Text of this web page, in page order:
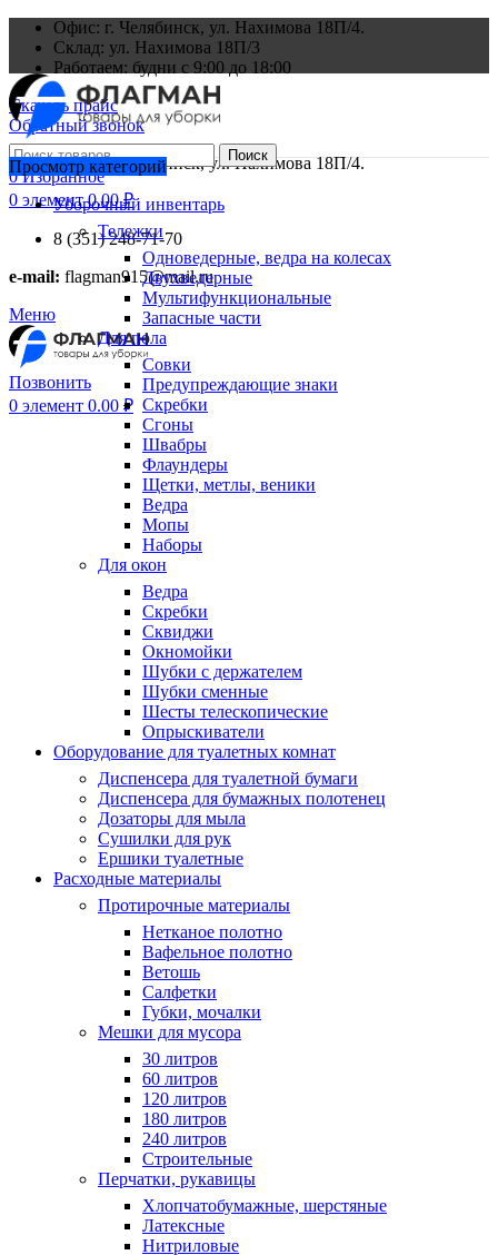
Офис: г. Челябинск, ул. Нахимова 18П/4.
Склад: ул. Нахимова 18П/3
Работаем: будни с 9:00 до 18:00
Скачать прайс
Обратный звонок
Офис: г. Челябинск, ул. Нахимова 18П/4.
Поиск
0Избранное
0 элемент 0.00₽
8 (351) 248-71-70
e-mail: flagman915@mail.ru
Меню
Позвонить
0 элемент 0.00 ₽
Просмотр категорий
Уборочный инвентарь
Тележки
Одноведерные, ведра на колесах
Двухведерные
Мультифункциональные
Запасные части
Для пола
Совки
Предупреждающие знаки
Скребки
Сгоны
Швабры
Флаундеры
Щетки, метлы, веники
Ведра
Мопы
Наборы
Для окон
Ведра
Скребки
Сквиджи
Окномойки
Шубки с держателем
Шубки сменные
Шесты телескопические
Опрыскиватели
Оборудование для туалетных комнат
Диспенсера для туалетной бумаги
Диспенсера для бумажных полотенец
Дозаторы для мыла
Сушилки для рук
Ершики туалетные
Расходные материалы
Протирочные материалы
Нетканое полотно
Вафельное полотно
Ветошь
Салфетки
Губки, мочалки
Мешки для мусора
30 литров
60 литров
120 литров
180 литров
240 литров
Строительные
Перчатки, рукавицы
Хлопчатобумажные, шерстяные
Латексные
Нитриловые